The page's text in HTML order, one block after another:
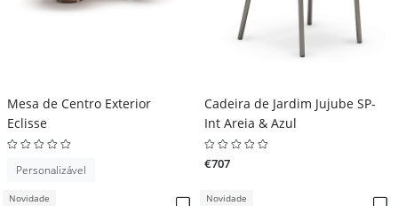
Mesa de Centro Exterior
Eclisse
Personalizável
Cadeira de Jardim Jujube SP-
Int Areia & Azul
€707
Novidade Novidade